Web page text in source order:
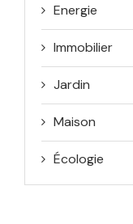
Energie
Immobilier
Jardin
Maison
Écologie